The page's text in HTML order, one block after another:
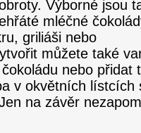
Výborné jsou
mléčné
griliáši nebo
můžete také
nebo přidat
v okvětních lístcích
na závěr